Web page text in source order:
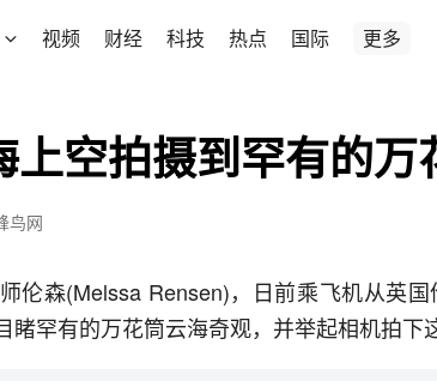
视频 财经 科技 热点 国际 更多
上空拍摄到罕有的万
鸟网
伦森(Melssa Rensen)，日前乘飞机从英国
睹罕有的万花筒云海奇观，并举起相机拍下